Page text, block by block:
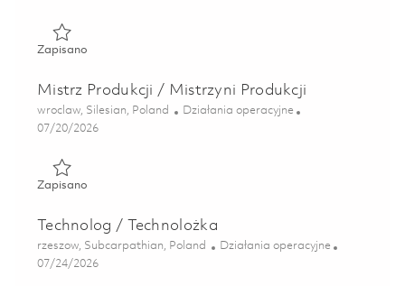
ZapisanoZapisano Planistka/ Planista/ Analityczka/Analityk
Mistrz Produkcji / Mistrzyni Produkcji
Lokalizacja
wroclaw, Silesian, Poland Kategoria
Działania operacyjne
Posted Date
07/20/2026
ZapisanoZapisano Mistrz Produkcji / Mistrzyni Produkcji 01860433
Technolog / Technolożka
Lokalizacja
rzeszow, Subcarpathian, Poland Kategoria
Działania operacyjne
Posted Date
07/24/2026